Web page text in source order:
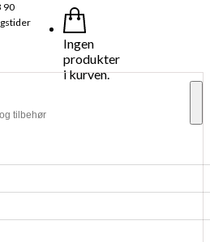
90
Ingen
produkter
i kurven.